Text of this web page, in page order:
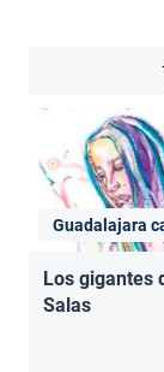
Guadalajara
Los gigantes
Salas